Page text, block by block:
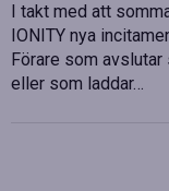
I takt med att
IONITY nya
Förare som
eller som laddar…